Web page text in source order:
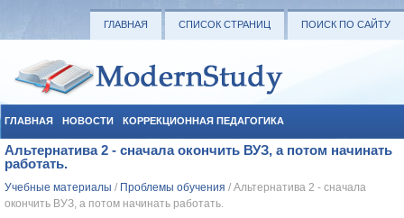
ГЛАВНАЯ СПИСОК СТРАНИЦ ПОИСК ПО САЙТУ
ГЛАВНАЯ НОВОСТИ КОРРЕКЦИОННАЯ ПЕДАГОГИКА
СОЦИАЛЬНАЯ ПЕДАГОГИКА УЧЕБНЫЕ МАТЕРИАЛЫ
Альтернатива 2 - сначала окончить ВУЗ, а потом начинать
работать.
Учебные материалы / Проблемы обучения / Альтернатива 2 - сначала
окончить ВУЗ, а потом начинать работать.